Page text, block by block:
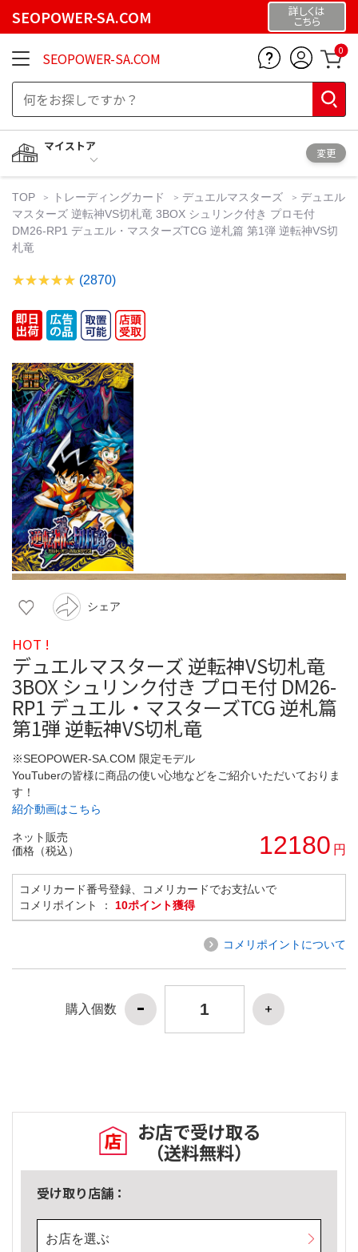
SEOPOWER-SA.COM 詳しくは
こちら
SEOPOWER-SA.COM 0
マイストア
変更
TOP トレーディングカード デュエルマスターズ
デュエル
マスターズ 逆転神VS切札竜 3BOX シュリンク付き プロモ付
DM26-RP1 デュエル・マスターズTCG 逆札篇 第1弾 逆転神VS切
札竜
(2870)
シェア
HOT !
デュエルマスターズ 逆転神VS切札竜
3BOX シュリンク付き プロモ付 DM26-
RP1 デュエル・マスターズTCG 逆札篇
第1弾 逆転神VS切札竜
※SEOPOWER-SA.COM 限定モデル
YouTuberの皆様に商品の使い心地などをご紹介いただいておりま
す！
紹介動画はこちら
ネット販売
価格（税込）
12180 円
コメリカード番号登録、コメリカードでお支払いで
コメリポイント ： 10ポイント獲得
コメリポイントについて
購入個数
お店で受け取る
（送料無料）
受け取り店舗：
お店を選ぶ